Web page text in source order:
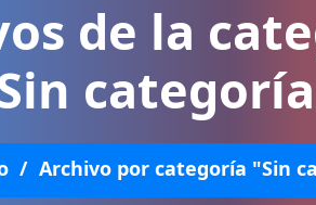
de la
categoría
/ Archivo por categoría "Sin